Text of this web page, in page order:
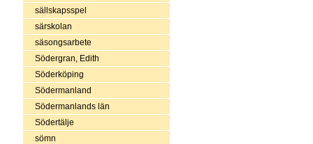
sällskapsspel
särskolan
säsongsarbete
Södergran, Edith
Söderköping
Södermanland
Södermanlands län
Södertälje
sömn